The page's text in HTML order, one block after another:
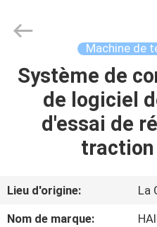
MAISON
VIDÉOS
Equipment
Rights
Reserved.
Machine de
Système de
de logiciel
d'essai de
traction
Lieu d'origine:
La
Nom de marque: